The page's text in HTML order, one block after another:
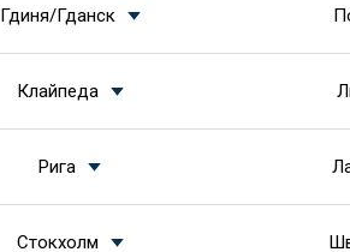
Гдиня/Гданск
Клайпеда
Рига
Стокхолм